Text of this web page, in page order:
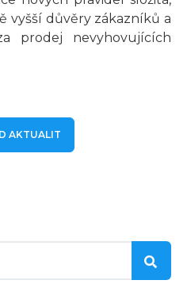
vyšší důvěry zákazníků a
prodej nevyhovujících
AKTUALIT